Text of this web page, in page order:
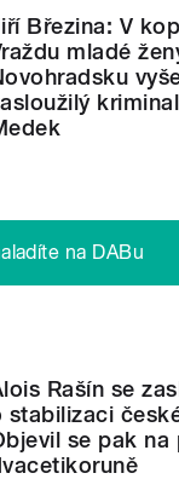
Březina: V
mladé
na DABu
Rašín se
stabilizaci
se pak na